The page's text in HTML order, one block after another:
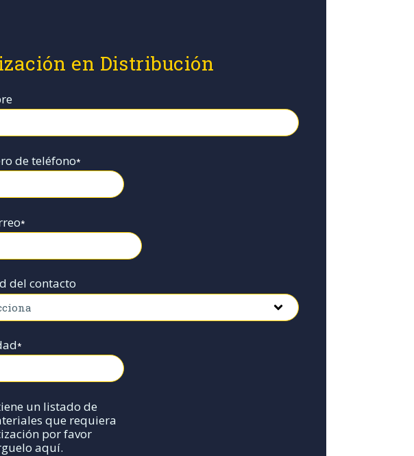
en Distribución
de teléfono*
*
del contacto
*
un listado de
que requiera
por favor
aquí.